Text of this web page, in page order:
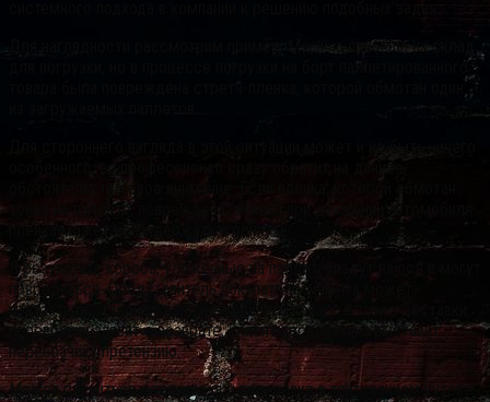
Для наглядности рассмотрим пример. Машина прибыла на склад
для погрузки, но в процессе погрузки на борт паллетированного
обстоятельство свое внимание. Если пленка, которой обмотан
товар на паллете, повреждена, значит, при движении автомобиля
пленка может не выдержать и лопнуть.
В результате короба, уложенные на паллет, упадут на пол и могут
повредиться. Представитель покупателя клиента может
отказаться от приемки поврежденного товара в точке доставки,
перевозчик заявит о возврате, клиент перевозчика выставит
перевозчику претензию.
Может случиться и так, что при перевозке в тентованном кузове